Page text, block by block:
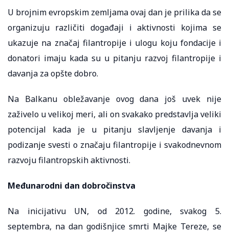
U brojnim evropskim zemljama ovaj dan je prilika da se
organizuju različiti događaji i aktivnosti kojima se
ukazuje na značaj filantropije i ulogu koju fondacije i
donatori imaju kada su u pitanju razvoj filantropije i
davanja za opšte dobro.
Na Balkanu obležavanje ovog dana još uvek nije
zaživelo u velikoj meri, ali on svakako predstavlja veliki
potencijal kada je u pitanju slavljenje davanja i
podizanje svesti o značaju filantropije i svakodnevnom
razvoju filantropskih aktivnosti.
Međunarodni dan dobročinstva
Na inicijativu UN, od 2012. godine, svakog 5.
septembra, na dan godišnjice smrti Majke Tereze, se